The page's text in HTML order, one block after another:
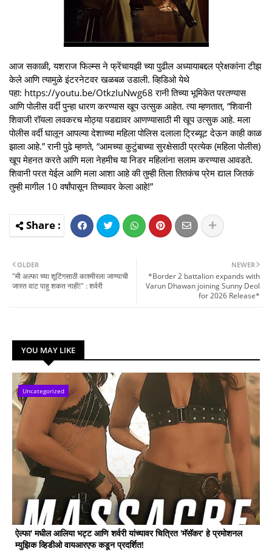
आज सकाळी, यशराज फिल्म्स ने फ्रेंचायझी च्या पुढील अध्यायाबद्दल प्रेक्षकांना टीझ
केले आणि त्यामुळे इंटरनेटवर खळबळ उडाली. व्हिडिओ येथे
पहा: https://youtu.be/OtkzIuNwg68 रानी तिच्या भूमिकेत परतण्यास
आणि पोलीस वर्दी पुन्हा धारण करण्यास खूप उत्सुक आहेत. त्या म्हणतात, “शिवानी
शिवाजी रॉयला लवकरच मोठ्या पडद्यावर आणण्यासाठी मी खूप उत्सुक आहे. मला
पोलीस वर्दी घालून आपल्या देशाच्या महिला पोलिस दलाला ट्रिब्यूट देऊन काही काळ
झाला आहे.” रानी पुढे म्हणते, “आमच्या कुटुंबाच्या सुरक्षेसाठी प्रत्येक (महिला पोलीस)
खूप मेहनत करते आणि मला नेहमीच या निडर महिलांना सलाम करण्यास आवडते.
शिवानी परत येईल आणि मला आशा आहे की तुम्ही तिला तितकंच प्रेम द्याल जितकं
तुम्ही मागील 10 वर्षांपासून तिच्यावर केला आहे!”
NEWER
*Border 2 battalion expands with
Varun Dhawan joining Sunny Deol
for 2026 Release*
OLDER
"मी अल्फा च्या शूटिंगसाठी काश्मीरला जाण्याची
जास्त वाट पाहु शकत नाही!" : शर्वरी
YOU MAY LIKE
Uncategorized
ऐल्फा' मधील आलिया भट्ट आणि शर्वरी यांच्यावर चित्रित 'मॅसॅकर' हे प्रमोशनल
म्युझिक व्हिडीओ वायआरएफ कडून प्रदर्शित!